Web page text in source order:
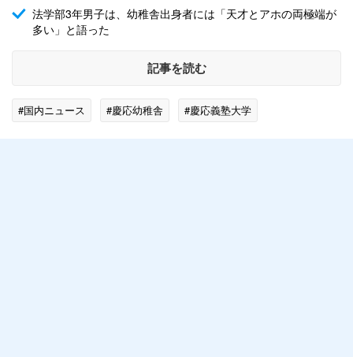
法学部3年男子は、幼稚舎出身者には「天才とアホの両極端が
多い」と語った
記事を読む
#国内ニュース #慶応幼稚舎 #慶応義塾大学